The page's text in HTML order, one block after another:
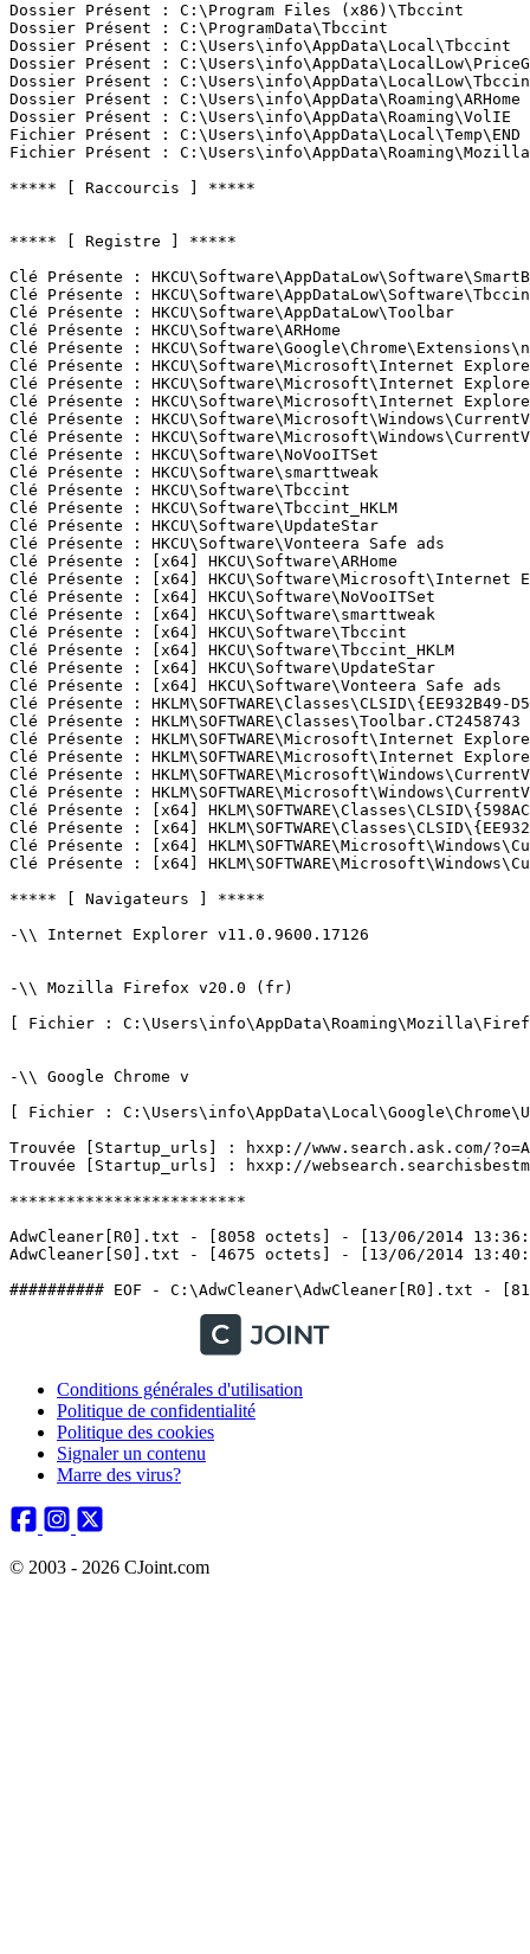
Dossier Présent : C:\Program Files (x86)\Tbccint
Dossier Présent : C:\ProgramData\Tbccint
Dossier Présent : C:\Users\info\AppData\Local\Tbccint
Dossier Présent :
Dossier Présent :
Dossier Présent : C:\Users\info\AppData\Roaming\ARHome
Dossier Présent : C:\Users\info\AppData\Roaming\VolIE
Fichier Présent : C:\Users\info\AppData\Local\Temp\END
Fichier Présent :
***** [ Raccourcis ] *****
***** [ Registre ] *****
Clé Présente :
Clé Présente :
Clé Présente : HKCU\Software\AppDataLow\Toolbar
Clé Présente : HKCU\Software\ARHome
Clé Présente :
Clé Présente : HKCU\Software\Microsoft\Internet
Clé Présente : HKCU\Software\Microsoft\Internet
Clé Présente : HKCU\Software\Microsoft\Internet
Clé Présente :
Clé Présente :
Clé Présente : HKCU\Software\NoVooITSet
Clé Présente : HKCU\Software\smarttweak
Clé Présente : HKCU\Software\Tbccint
Clé Présente : HKCU\Software\Tbccint_HKLM
Clé Présente : HKCU\Software\UpdateStar
Clé Présente : HKCU\Software\Vonteera Safe ads
Clé Présente : [x64] HKCU\Software\ARHome
Clé Présente : [x64] HKCU\Software\Microsoft\Internet
Clé Présente : [x64] HKCU\Software\NoVooITSet
Clé Présente : [x64] HKCU\Software\smarttweak
Clé Présente : [x64] HKCU\Software\Tbccint
Clé Présente : [x64] HKCU\Software\Tbccint_HKLM
Clé Présente : [x64] HKCU\Software\UpdateStar
Clé Présente : [x64] HKCU\Software\Vonteera Safe ads
Clé Présente : HKLM\SOFTWARE\Classes\CLSID\{EE932B49-
Clé Présente : HKLM\SOFTWARE\Classes\Toolbar.CT2458743
Clé Présente : HKLM\SOFTWARE\Microsoft\Internet
Clé Présente : HKLM\SOFTWARE\Microsoft\Internet
Clé Présente :
Clé Présente :
Clé Présente : [x64]
Clé Présente : [x64]
Clé Présente : [x64]
Clé Présente : [x64]
***** [ Navigateurs ] *****
-\\ Internet Explorer v11.0.9600.17126
-\\ Mozilla Firefox v20.0 (fr)
[ Fichier :
-\\ Google Chrome v
[ Fichier :
Trouvée [Startup_urls] : hxxp://www.search.ask.com/
Trouvée [Startup_urls] : hxxp://
*************************
AdwCleaner[R0].txt - [8058 octets] - [13/06/2014
AdwCleaner[S0].txt - [4675 octets] - [13/06/2014
Conditions générales d'utilisation
Politique de confidentialité
Politique des cookies
Signaler un contenu
Marre des virus?
© 2003 - 2026 CJoint.com